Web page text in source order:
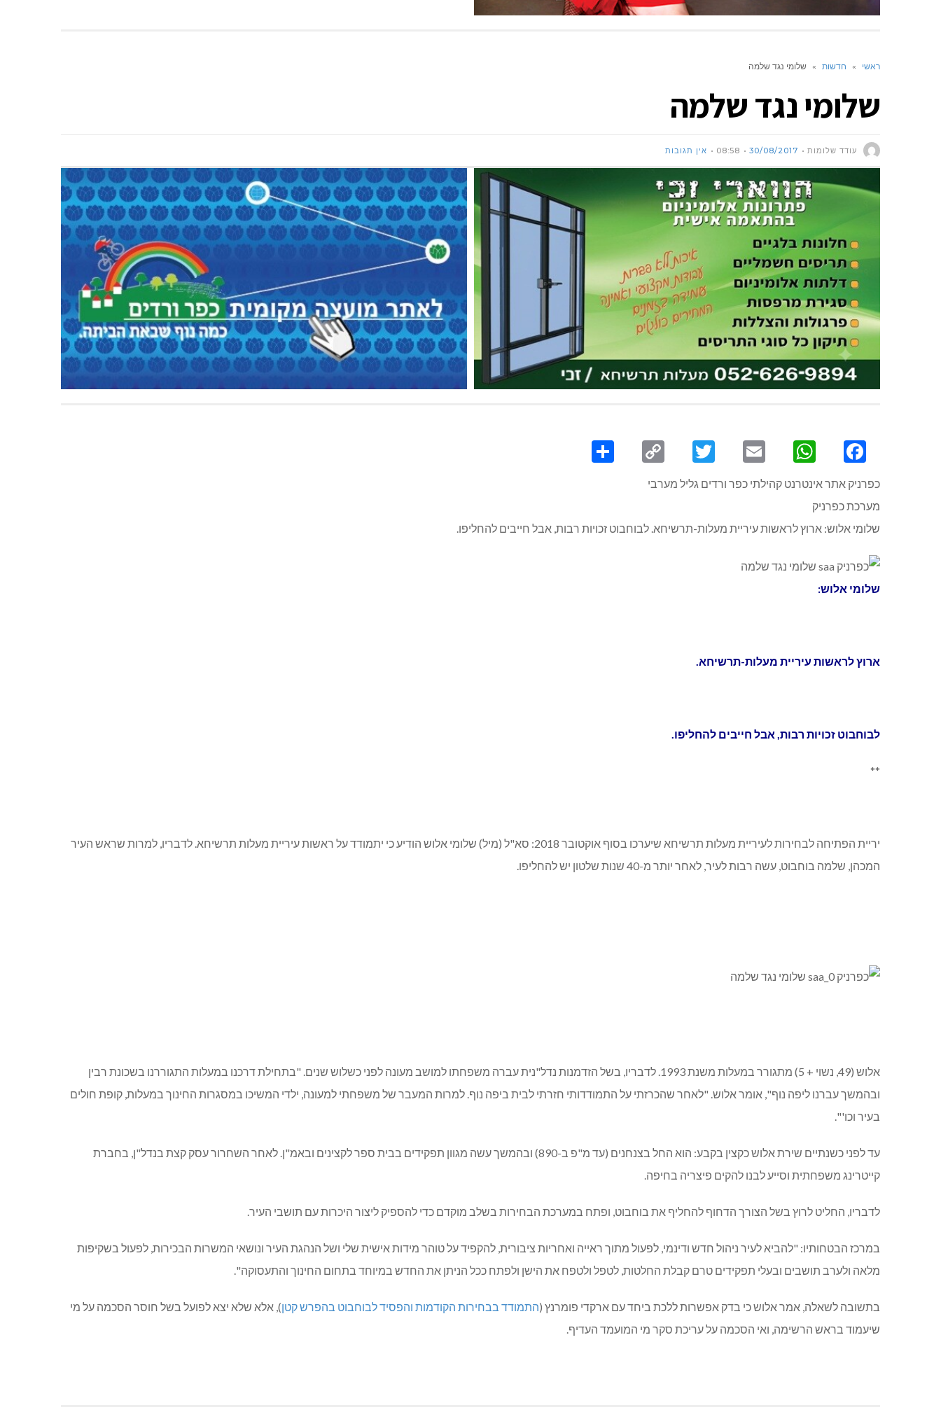
ראשי » חדשות » שלומי נגד שלמה
שלומי נגד שלמה
עודד שלומות 30/08/2017
08:58 אין תגובות
Facebook
WhatsApp
Email
Twitter
Copy
כפרניק אתר אינטרנט קהילתי כפר ורדים גליל מערבי
מערכת כפרניק
שלומי אלוש: ארוץ לראשות עיריית מעלות-תרשיחא. לבוחבוט זכויות רבות, אבל חייבים להחליפו.
שלומי אלוש:
ארוץ לראשות עיריית מעלות-תרשיחא.
לבוחבוט זכויות רבות, אבל חייבים להחליפו.
**
יריית הפתיחה לבחירות לעיריית מעלות תרשיחא שיערכו בסוף אוקטובר 2018: סא"ל (מיל) שלומי אלוש הודיע כי יתמודד על ראשות עיריית מעלות תרשיחא. לדבריו, למרות שראש העיר
המכהן, שלמה בוחבוט, עשה רבות לעיר, לאחר יותר מ-40 שנות שלטון יש להחליפו.
אלוש (49, נשוי + 5) מתגורר במעלות משנת 1993. לדבריו, בשל הזדמנות נדל"נית עברה משפחתו למושב מעונה לפני כשלוש שנים. "בתחילת דרכנו במעלות התגוררנו בשכונת רבין
ובהמשך עברנו ליפה נוף", אומר אלוש. "לאחר שהכרזתי על התמודדותי חזרתי לבית ביפה נוף. למרות המעבר של משפחתי למעונה, ילדי המשיכו במסגרות החינוך במעלות, קופת חולים
בעיר וכו'".
עד לפני כשנתיים שירת אלוש כקצין בקבע: הוא החל בצנחנים (עד מ"פ ב-890) ובהמשך עשה מגוון תפקידים בבית ספר לקצינים ובאמ"ן. לאחר השחרור עסק קצת בנדל"ן, בחברת
קייטרינג משפחתית וסייע לבנו להקים פיצריה בחיפה.
לדבריו, החליט לרוץ בשל הצורך הדחוף להחליף את בוחבוט, ופתח במערכת הבחירות בשלב מוקדם כדי להספיק ליצור היכרות עם תושבי העיר.
במרכז הבטחותיו: "להביא לעיר ניהול חדש ודינמי, לפעול מתוך ראייה ואחריות ציבורית, להקפיד על טוהר מידות אישית שלי ושל הנהגת העיר ונושאי המשרות הבכירות, לפעול בשקיפות
מלאה ולערב תושבים ובעלי תפקידים טרם קבלת החלטות, לטפל ולטפח את הישן ולפתח ככל הניתן את החדש במיוחד בתחום החינוך והתעסוקה".
בתשובה לשאלה, אמר אלוש כי בדק אפשרות ללכת ביחד עם ארקדי פומרנץ (התמודד בבחירות הקודמות והפסיד לבוחבוט בהפרש קטן), אלא שלא יצא לפועל בשל חוסר הסכמה על מי
שיעמוד בראש הרשימה, ואי הסכמה על עריכת סקר מי המועמד העדיף.